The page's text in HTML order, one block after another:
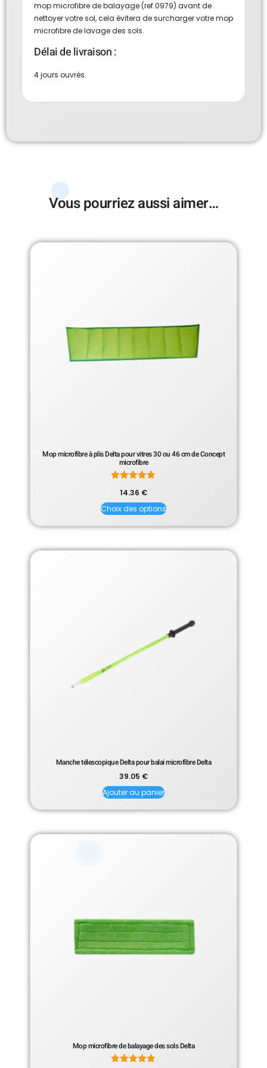
mop microfibre de balayage (ref.0979) avant de
nettoyer votre sol, cela évitera de surcharger votre mop
microfibre de lavage des sols.
Délai de livraison :
4 jours ouvrés.
Vous pourriez aussi aimer…
Mop microfibre à plis Delta pour vitres 30 ou 46 cm de Concept
microfibre
5.00
sur 5
14.36 €
Choix des options
Manche télescopique Delta pour balai microfibre Delta
39.05 €
Ajouter au panier
Mop microfibre de balayage des sols Delta